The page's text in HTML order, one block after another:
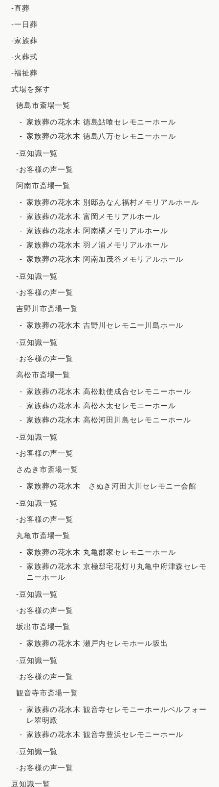
2024年2月
2023年12月
2023年11月
2023年10月
2023年9月
2023年8月
2023年7月
2023年6月
2023年3月
2023年2月
2023年1月
2022年12月
2022年11月
2022年4月
2022年3月
2022年2月
2021年12月
2021年11月
2021年10月
2021年5月
2021年4月
2021年3月
2021年2月
-直葬
-一日葬
-家族葬
-火葬式
-福祉葬
式場を探す
徳島市斎場一覧
家族葬の花水木 徳島鮎喰セレモニーホール
家族葬の花水木 徳島八万セレモニーホール
-豆知識一覧
-お客様の声一覧
阿南市斎場一覧
家族葬の花水木 別邸あなん福村メモリアルホール
家族葬の花水木 富岡メモリアルホール
家族葬の花水木 阿南橘メモリアルホール
家族葬の花水木 羽ノ浦メモリアルホール
家族葬の花水木 阿南加茂谷メモリアルホール
-豆知識一覧
-お客様の声一覧
吉野川市斎場一覧
家族葬の花水木 吉野川セレモニー川島ホール
-豆知識一覧
-お客様の声一覧
高松市斎場一覧
家族葬の花水木 高松勅使成合セレモニーホール
家族葬の花水木 高松木太セレモニーホール
家族葬の花水木 高松河田川島セレモニーホール
-豆知識一覧
-お客様の声一覧
さぬき市斎場一覧
家族葬の花水木 さぬき河田大川セレモニー会館
-豆知識一覧
-お客様の声一覧
丸亀市斎場一覧
家族葬の花水木 丸亀郡家セレモニーホール
家族葬の花水木 京極邸宅花灯り丸亀中府津森セレモ
ニーホール
-豆知識一覧
-お客様の声一覧
坂出市斎場一覧
家族葬の花水木 瀬戸内セレモホール坂出
-豆知識一覧
-お客様の声一覧
観音寺市斎場一覧
家族葬の花水木 観音寺セレモニーホールベルフォー
レ翠明殿
家族葬の花水木 観音寺豊浜セレモニーホール
-豆知識一覧
-お客様の声一覧
豆知識一覧